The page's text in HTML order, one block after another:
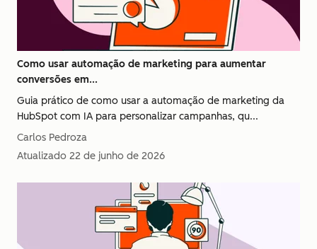
Como usar automação de marketing para aumentar
conversões em...
Guia prático de como usar a automação de marketing da
HubSpot com IA para personalizar campanhas, qu...
Carlos Pedroza
Atualizado 22 de junho de 2026